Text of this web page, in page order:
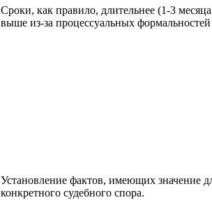
Сроки, как правило, длительнее (1-3
выше из-за процессуальных формальностей
Установление фактов, имеющих значение
конкретного судебного спора.